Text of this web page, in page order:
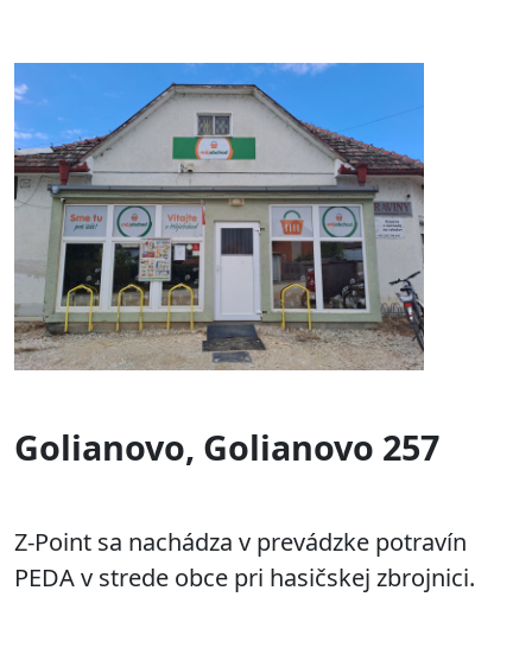
Golianovo, Golianovo 257
Z-Point sa nachádza v prevádzke potravín
PEDA v strede obce pri hasičskej zbrojnici.